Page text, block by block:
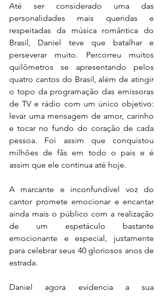
Até ser considerado uma das
personalidades mais queridas e
respeitadas da música romântica do
Brasil, Daniel teve que batalhar e
perseverar muito. Percorreu muitos
quilômetros se apresentando pelos
quatro cantos do Brasil, além de atingir
o topo da programação das emissoras
de TV e rádio com um único objetivo:
levar uma mensagem de amor, carinho
e tocar no fundo do coração de cada
pessoa. Foi assim que conquistou
milhões de fãs em todo o país e é
assim que ele continua até hoje.
A marcante e inconfundível voz do
cantor promete emocionar e encantar
ainda mais o público com a realização
de um espetáculo bastante
emocionante e especial, justamente
para celebrar seus 40 gloriosos anos de
estrada.
Daniel agora evidencia a sua